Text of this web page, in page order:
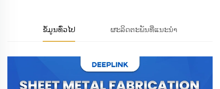
ຂໍ້ມູນທົ່ວໄປ ຜະລິດຕະພັນທີ່ແນະນຳ